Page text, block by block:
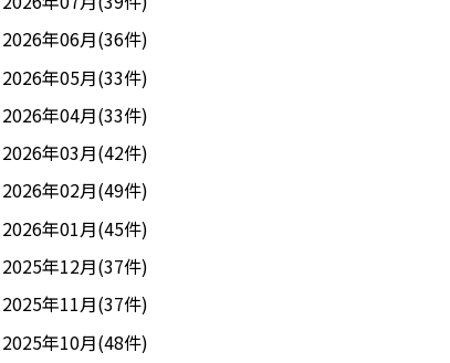
2026年06月(36件)
2026年05月(33件)
2026年04月(33件)
2026年03月(42件)
2026年02月(49件)
2026年01月(45件)
2025年12月(37件)
2025年11月(37件)
2025年10月(48件)